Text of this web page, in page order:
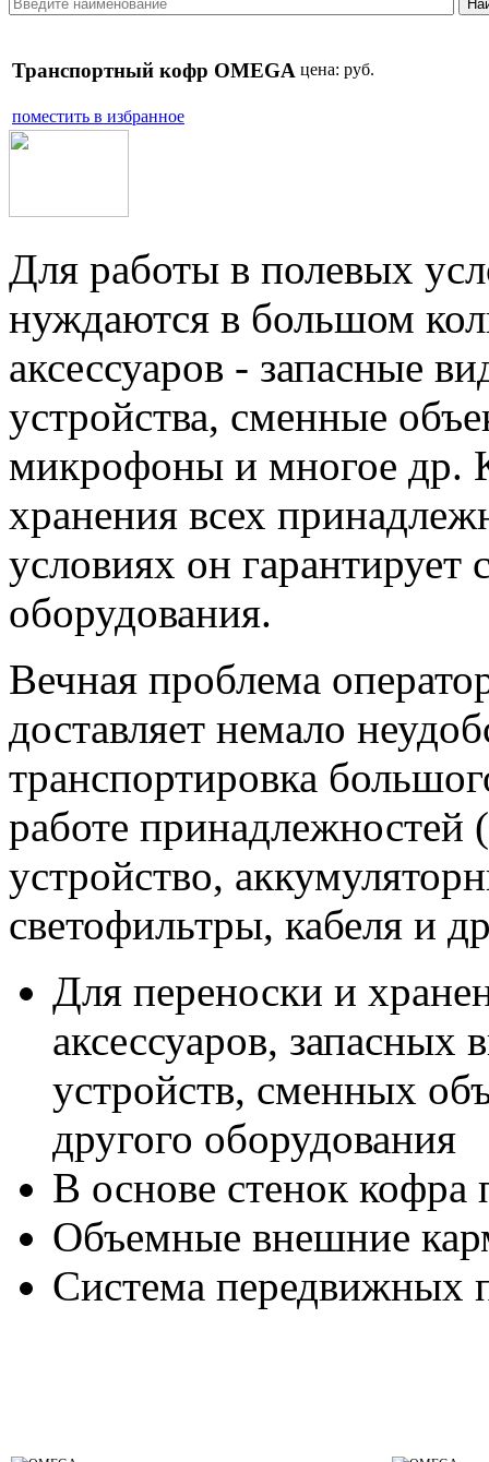
Транспортный кофр OMEGA цена: руб.
поместить в избранное
Для работы в полевых
нуждаются в большом
аксессуаров - запасные
устройства, сменные
микрофоны и многое др.
хранения всех
условиях он гарантирует
оборудования.
Вечная проблема
доставляет немало
транспортировка
работе принадлежностей
устройство,
светофильтры, кабеля и
Для переноски и
аксессуаров, запасных
устройств, сменных
другого оборудования
В основе стенок кофра
Объемные внешние
Система передвижных